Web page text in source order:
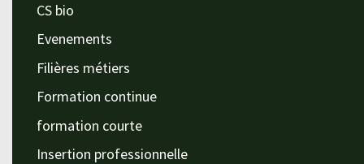
CS bio
Evenements
Filières métiers
Formation continue
formation courte
Insertion professionnelle